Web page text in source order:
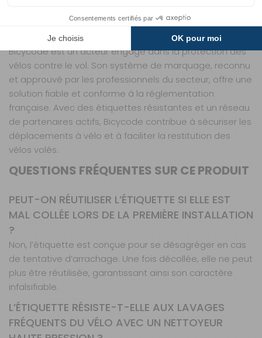
différence, que vous soyez un utilisateur occasionnel ou
Bicycode est un acteur engagé dans la protection des
vélos contre le vol. Son système de marquage, reconnu
et approuvé par les professionnels du secteur, offre une
solution fiable et conforme à la réglementation
française. Avec des étiquettes résistantes et un réseau
de partenaires actifs, Bicycode contribue à sécuriser les
déplacements à vélo et à faciliter la restitution des
vélos volés.
QUESTIONS FRÉQUENTES SUR CE PRODUIT
PEUT-ON RÉUTILISER L’ÉTIQUETTE SI ELLE EST
MAL COLLÉE LORS DE LA PREMIÈRE INSTALLATION
?
Non, l’étiquette est conçue pour se désagréger en cas
de tentative d’arrachage. Une fois décollée, elle ne peut
plus être réutilisée, garantissant ainsi son caractère
infalsifiable.
L’ÉTIQUETTE RÉSISTE-T-ELLE AUX LAVAGES
FRÉQUENTS DU VÉLO AVEC UN NETTOYEUR